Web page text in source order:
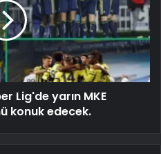
Lig'de yarın MKE
konuk edecek.